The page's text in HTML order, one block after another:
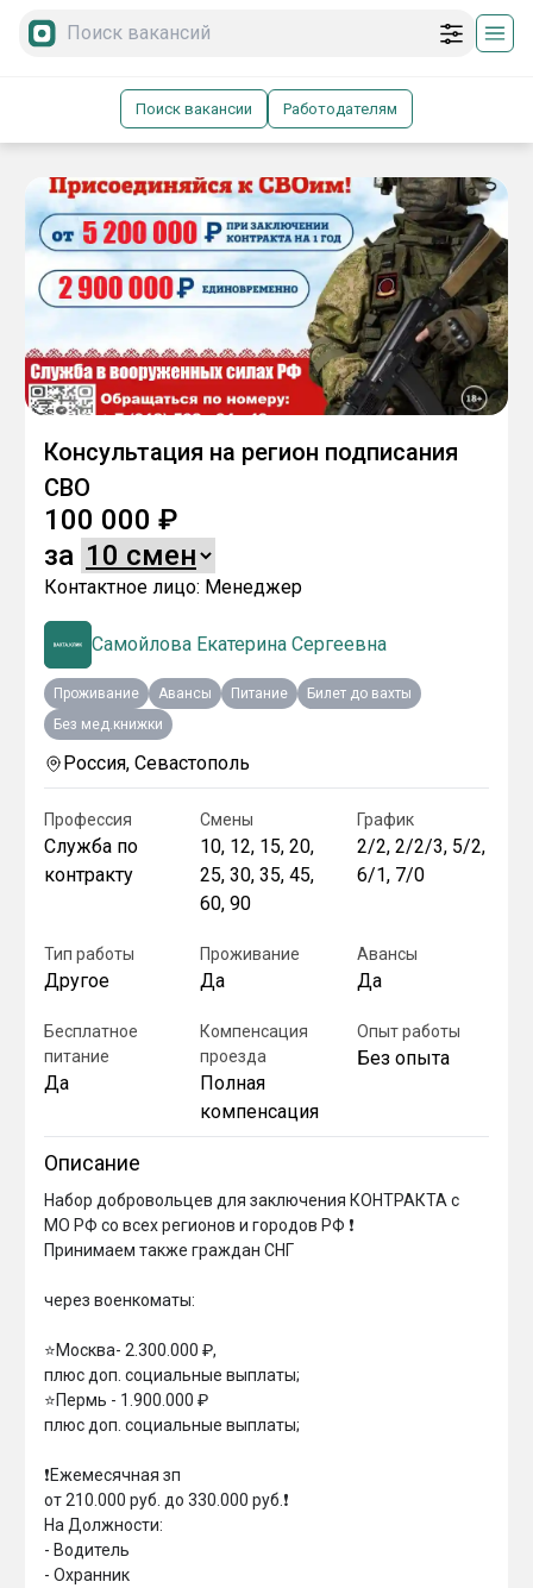
Поиск вакансии Работодателям
Консультация на регион подписания
СВО
100 000 ₽
за
Контактное лицо: Менеджер
Самойлова Екатерина Сергеевна
Проживание Авансы Питание
Билет до вахты
Без мед.книжки
Россия, Севастополь
Профессия
Служба по
контракту
Смены
10, 12, 15, 20,
25, 30, 35, 45,
60, 90
График
2/2, 2/2/3, 5/2,
6/1, 7/0
Тип работы
Другое
Проживание
Да
Авансы
Да
Бесплатное
питание
Да
Компенсация
проезда
Полная
компенсация
Опыт работы
Без опыта
Описание
Набор добровольцев для заключения КОНТРАКТА с
МО РФ со всех регионов и городов РФ ❗️
Принимаем также граждан СНГ
через военкоматы:
⭐️Москва- 2.300.000 ₽,
плюс доп. социальные выплаты;
⭐️Пермь - 1.900.000 ₽
плюс доп. социальные выплаты;
❗️Ежемесячная зп
от 210.000 руб. до 330.000 руб.❗️
На Должности:
- Водитель
- Охранник